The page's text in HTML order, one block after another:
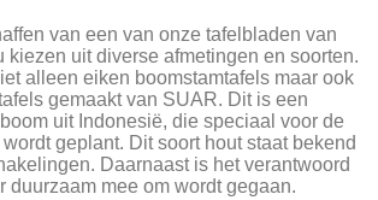
van een van onze tafelbladen van
kiezen uit diverse afmetingen en soorten.
alleen eiken boomstamtafels maar ook
gemaakt van SUAR. Dit is een
uit Indonesië, die speciaal voor de
geplant. Dit soort hout staat bekend
Daarnaast is het verantwoord
duurzaam mee om wordt gegaan.